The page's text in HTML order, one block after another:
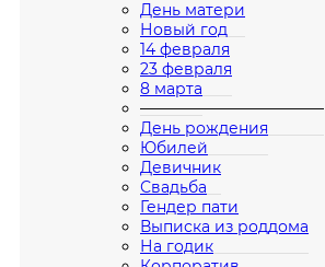
День матери
Новый год
14 февраля
23 февраля
8 марта
————————————
День рождения
Юбилей
Девичник
Свадьба
Гендер пати
Выписка из роддома
На годик